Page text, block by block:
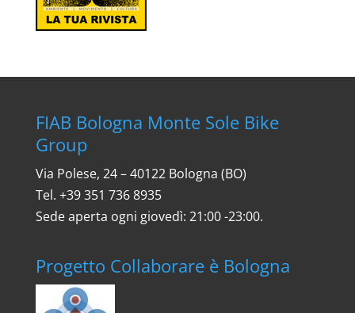
FIAB Bologna Monte Sole Bike
Group
Via Polese, 24 – 40122 Bologna (BO)
Tel. ‎+39 351 736 8935
Sede aperta ogni giovedì: 21:00 -23:00.
Progetto Collaborare è Bologna